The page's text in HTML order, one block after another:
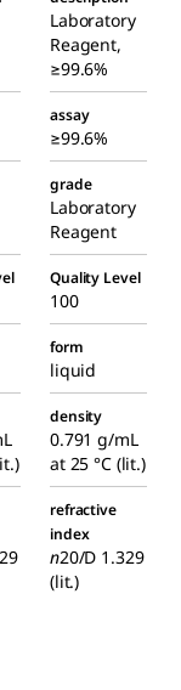
Laboratory
Reagent,
≥99.6%
assay
≥99.6%
grade
Laboratory
Reagent
Quality Level
100
form
liquid
density
0.791 g/mL
at 25 °C (lit.)
refractive
index
n20/D 1.329
(lit.)